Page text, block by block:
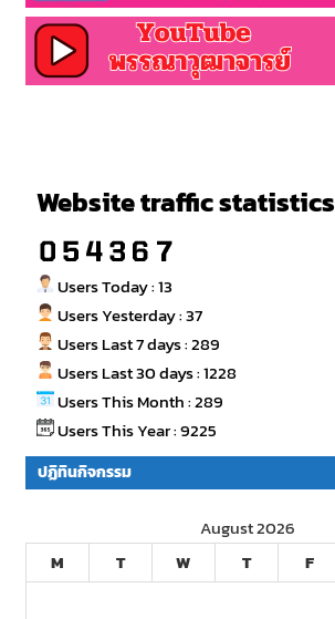
Website traffic statistics
Users Today : 13
Users Yesterday : 37
Users Last 7 days : 289
Users Last 30 days : 1228
Users This Month : 289
Users This Year : 9225
ปฏิทินกิจกรรม
August 2026
M
T W T F